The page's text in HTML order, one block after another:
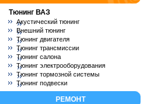
Тюнинг ВАЗ
Акустический тюнинг
Внешний тюнинг
Тюнинг двигателя
Тюнинг трансмиссии
Тюнинг салона
Тюнинг электрооборудования
Тюнинг тормозной системы
Тюнинг подвески
РЕМОНТ